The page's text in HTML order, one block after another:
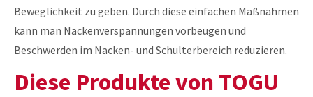
Beweglichkeit zu geben. Durch diese einfachen Maßnahmen
kann man Nackenverspannungen vorbeugen und
Beschwerden im Nacken- und Schulterbereich reduzieren.
Diese Produkte von TOGU